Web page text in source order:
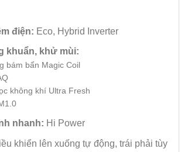
điện: Eco, Hybrid Inverter
khuẩn, khử mùi:
bám bẩn Magic Coil
không khí Ultra Fresh
nhanh: Hi Power
khiển lên xuống tự động, trái phải tùy